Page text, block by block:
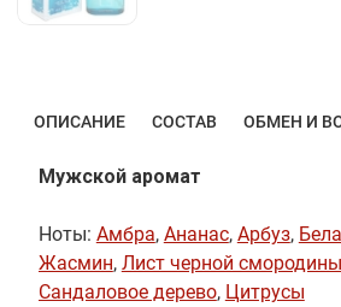
ОПИСАНИЕ СОСТАВ ОБМЕН И
Мужской аромат
Ноты: Амбра, Ананас, Арбуз,
Жасмин, Лист черной смородины
Сандаловое дерево, Цитрусы